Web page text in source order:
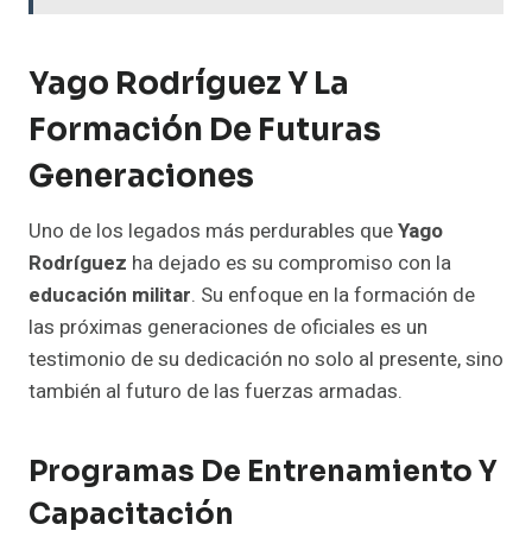
Yago Rodríguez Y La
Formación De Futuras
Generaciones
Uno de los legados más perdurables queYago
Rodríguez ha dejado es su compromiso con la
educación militar. Su enfoque en la formación de
las próximas generaciones de oficiales es un
testimonio de su dedicación no solo al presente, sino
también al futuro de las fuerzas armadas.
Programas De Entrenamiento Y
Capacitación